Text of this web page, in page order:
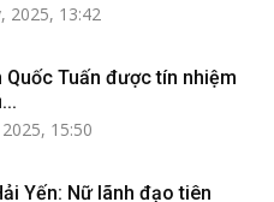
2025, 13:42
Quốc Tuấn được tín nhiệm
15:50
Yến: Nữ lãnh đạo tiên